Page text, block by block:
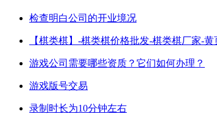
检查明白公司的开业境况
【棋类棋】-棋类棋价格批发-棋类棋厂家-黄
游戏公司需要哪些资质？它们如何办理？
游戏版号交易
录制时长为10分钟左右